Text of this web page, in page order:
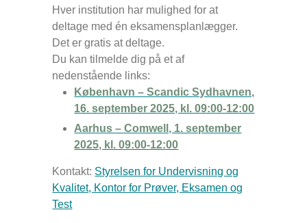
Hver institution har mulighed for at
deltage med én eksamensplanlægger.
Det er gratis at deltage.
Du kan tilmelde dig på et af
nedenstående links:
København – Scandic Sydhavnen,
16. september 2025, kl. 09:00-12:00
Aarhus – Comwell, 1. september
2025, kl. 09:00-12:00
Kontakt: Styrelsen for Undervisning og
Kvalitet, Kontor for Prøver, Eksamen og
Test